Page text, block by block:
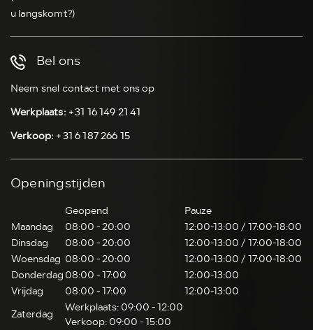
u langskomt?)
Bel ons
Neem snel contact met ons op
Werkplaats: +31 16 149 21 41
Verkoop:+31 6 187 266 15
Openingstijden
Geopend
Pauze
Maandag
08:00 - 20:00
12:00-13:00 / 17:00-18:00
Dinsdag
08:00 - 20:00
12:00-13:00 / 17:00-18:00
Woensdag 08:00 - 20:00
12:00-13:00 / 17:00-18:00
Donderdag08:00 - 17:00
12:00-13:00
Vrijdag
08:00 - 17:00
12:00-13:00
Zaterdag
Werkplaats: 09:00 - 12:00
Verkoop: 09:00 - 15:00